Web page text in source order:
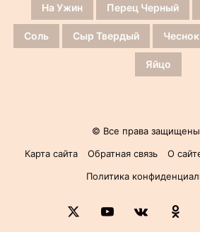
На Ужин Перец Черный
Соль Сыр Твердый Чеснок
Яйцо
© Все права
Карта сайта
Обратная связь О
Политика
YouTubevk.com